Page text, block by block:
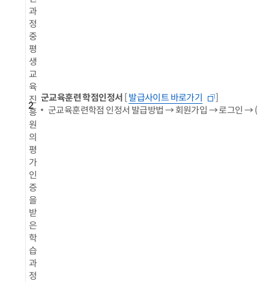
2
과
정
중
평
생
교
육
진
흥
원
의
평
가
인
증
을
받
은
학
습
과
정
군교육훈련 학점인정서 [발급사이트 바로가기
]
군교육훈련학점 인정서 발급방법 → 회원가입 → 로그인 → (